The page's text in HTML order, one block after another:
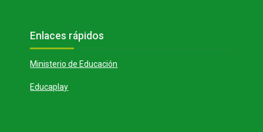
Bloques
Enlaces rápidos
Ministerio de Educación
Educaplay